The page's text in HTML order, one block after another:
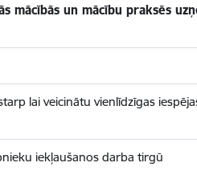
mācībās un mācību praksēs
lai veicinātu vienlīdzīgas
iekļaušanos darba tirgū